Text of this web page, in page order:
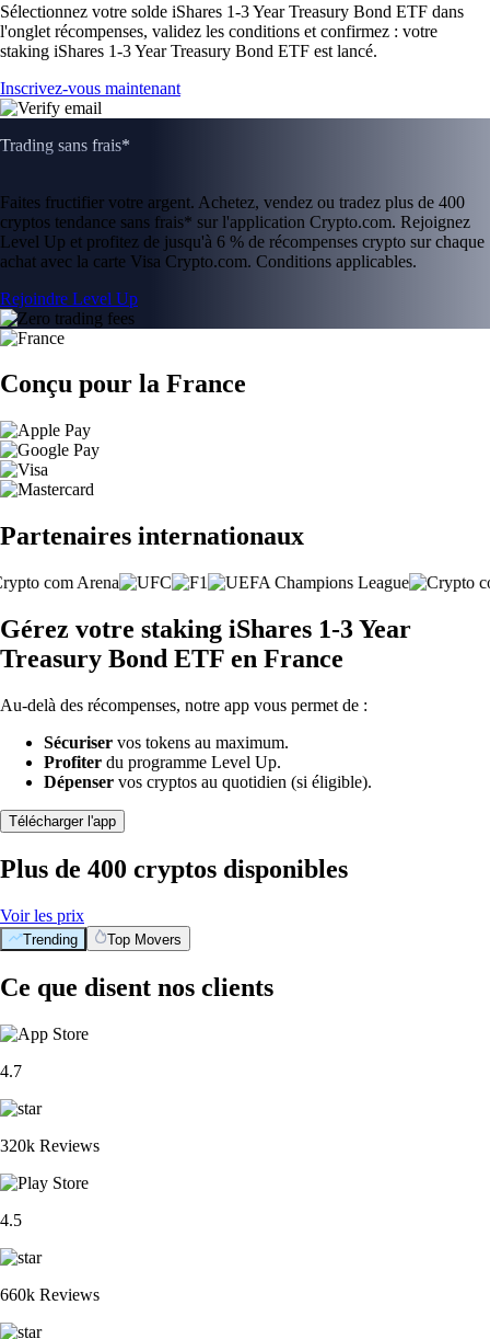
Sélectionnez votre solde iShares 1-3 Year Treasury Bond ETF dans
l'onglet récompenses, validez les conditions et confirmez : votre
staking iShares 1-3 Year Treasury Bond ETF est lancé.
Inscrivez-vous maintenant
Trading sans frais*
Faites fructifier votre argent. Achetez, vendez ou tradez plus de 400
cryptos tendance sans frais* sur l'application Crypto.com. Rejoignez
Level Up et profitez de jusqu'à 6 % de récompenses crypto sur chaque
achat avec la carte Visa Crypto.com. Conditions applicables.
Rejoindre Level Up
Conçu pour la France
Partenaires internationaux
Gérez votre staking iShares 1-3 Year
Treasury Bond ETF en France
Au-delà des récompenses, notre app vous permet de :
Sécuriser vos tokens au maximum.
Profiter du programme Level Up.
Dépenser vos cryptos au quotidien (si éligible).
Télécharger l'app
Plus de 400 cryptos disponibles
Voir les prix
Trending Top Movers
Ce que disent nos clients
4.7
320k Reviews
4.5
660k Reviews